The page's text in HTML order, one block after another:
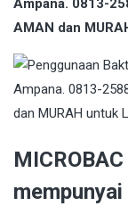
Ampana. 0813-
AMAN dan